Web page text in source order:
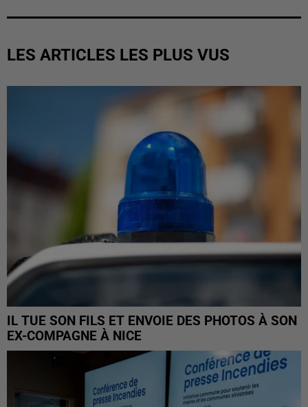
LES ARTICLES LES PLUS VUS
IL TUE SON FILS ET ENVOIE DES PHOTOS À SON
EX-COMPAGNE À NICE